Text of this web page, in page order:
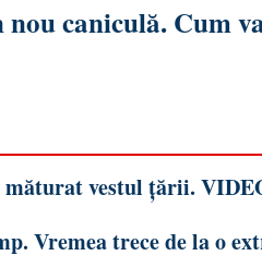
caniculă. Cum
măturat vestul țării.
Vremea trece de la o